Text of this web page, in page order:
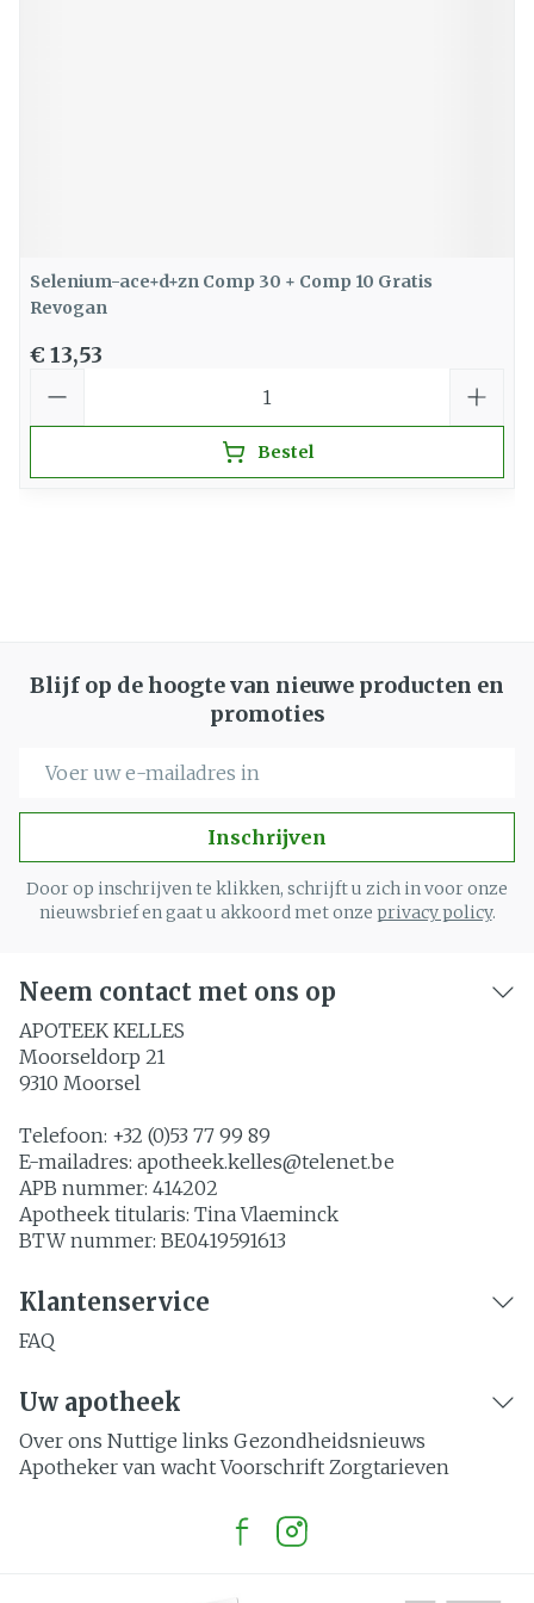
Selenium-ace+d+zn Comp 30 + Comp 10 Gratis
Revogan
€ 13,53
Bestel
Blijf op de hoogte van nieuwe producten en
promoties
Inschrijven
Door op inschrijven te klikken, schrijft u zich in voor onze
nieuwsbrief en gaat u akkoord met onze privacy policy.
Neem contact met ons op
APOTEEK KELLES
Moorseldorp 21
9310 Moorsel
Telefoon: +32 (0)53 77 99 89
E-mailadres: apotheek.kelles@telenet.be
APB nummer: 414202
Apotheek titularis: Tina Vlaeminck
BTW nummer: BE0419591613
Klantenservice
FAQ
Uw apotheek
Over ons Nuttige links Gezondheidsnieuws
Apotheker van wacht Voorschrift Zorgtarieven